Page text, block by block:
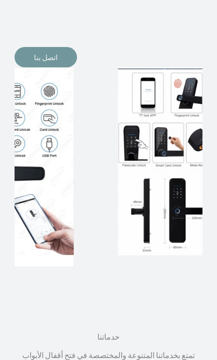
اتصل بنا
خدماتنا
تمتع بخدماتنا المتنوعة والمختصصة في فتح أقفال الأبواب